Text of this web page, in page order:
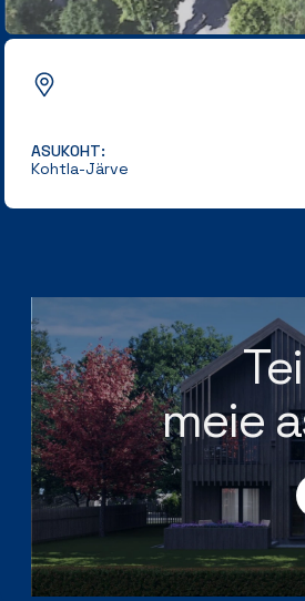
ASUKOHT:
Kohtla-Järve
meie